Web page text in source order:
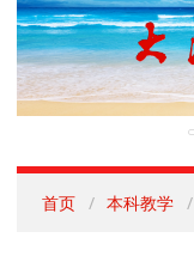
首页 本科教学